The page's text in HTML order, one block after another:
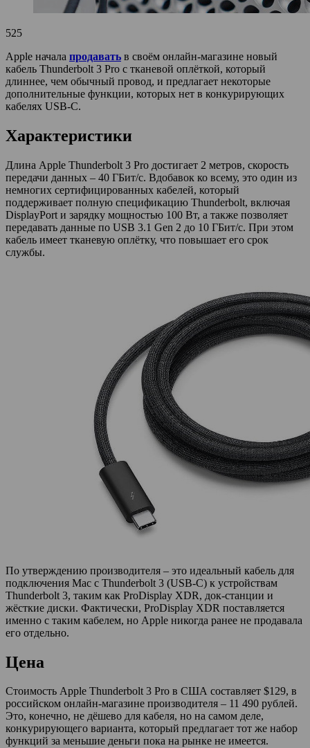
525
Apple начала продавать в своём онлайн-магазине новый
кабель Thunderbolt 3 Pro с тканевой оплёткой, который
длиннее, чем обычный провод, и предлагает некоторые
дополнительные функции, которых нет в конкурирующих
кабелях USB-C.
Характеристики
Длина Apple Thunderbolt 3 Pro достигает 2 метров, скорость
передачи данных – 40 ГБит/с. Вдобавок ко всему, это один из
немногих сертифицированных кабелей, который
поддерживает полную спецификацию Thunderbolt, включая
DisplayPort и зарядку мощностью 100 Вт, а также позволяет
передавать данные по USB 3.1 Gen 2 до 10 ГБит/с. При этом
кабель имеет тканевую оплётку, что повышает его срок
службы.
По утверждению производителя – это идеальный кабель для
подключения Mac с Thunderbolt 3 (USB-C) к устройствам
Thunderbolt 3, таким как ProDisplay XDR, док-станции и
жёсткие диски. Фактически, ProDisplay XDR поставляется
именно с таким кабелем, но Apple никогда ранее не продавала
его отдельно.
Цена
Стоимость Apple Thunderbolt 3 Pro в США составляет $129, в
российском онлайн-магазине производителя – 11 490 рублей.
Это, конечно, не дёшево для кабеля, но на самом деле,
конкурирующего варианта, который предлагает тот же набор
функций за меньшие деньги пока на рынке не имеется.